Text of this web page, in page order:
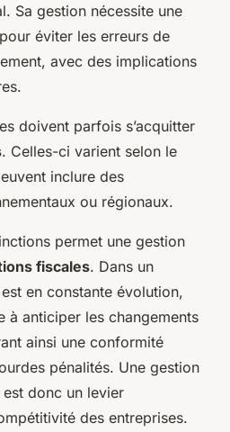
Sa gestion nécessite une
éviter les erreurs de
avec des implications
doivent parfois s’acquitter
. Celles-ci varient selon le
inclure des
ou régionaux.
permet une gestion
fiscales. Dans un
en constante évolution,
à anticiper les changements
ainsi une conformité
pénalités. Une gestion
donc un levier
des entreprises.